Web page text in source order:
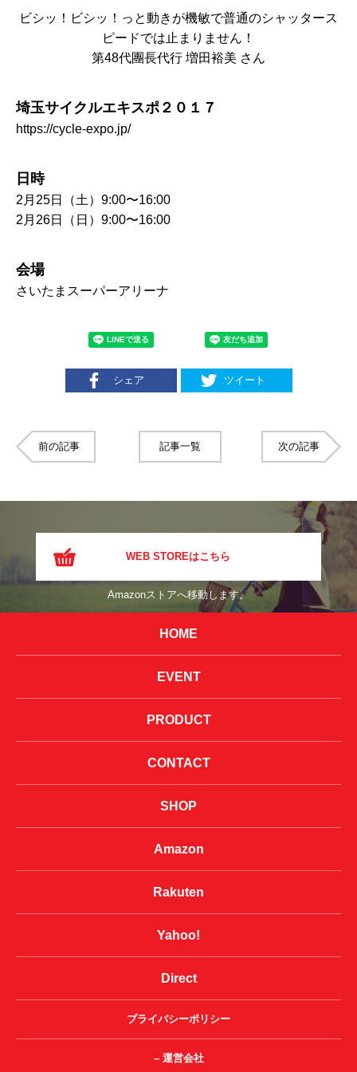
ビシッ！ビシッ！っと動きが機敏で普通のシャッタース
ピードでは止まりません！
第48代團長代行 増田裕美 さん
埼玉サイクルエキスポ２０１７
https://cycle-expo.jp/
日時
2月25日（土）9:00〜16:00
2月26日（日）9:00〜16:00
会場
さいたまスーパーアリーナ
シェア ツイート
前の記事 記事一覧 次の記事
WEB STOREはこちら
Amazonストアへ移動します。
HOME
EVENT
PRODUCT
CONTACT
SHOP
Amazon
Rakuten
Yahoo!
Direct
プライバシーポリシー
– 運営会社